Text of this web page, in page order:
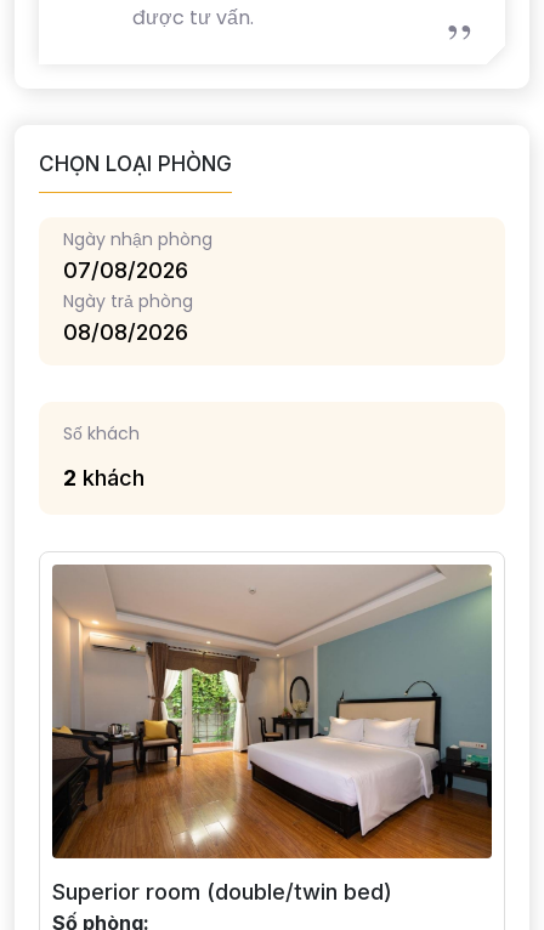
được tư vấn.
CHỌN LOẠI PHÒNG
Ngày nhận phòng
Ngày trả phòng
Số khách
2 khách
Superior room (double/twin bed)
Số phòng: